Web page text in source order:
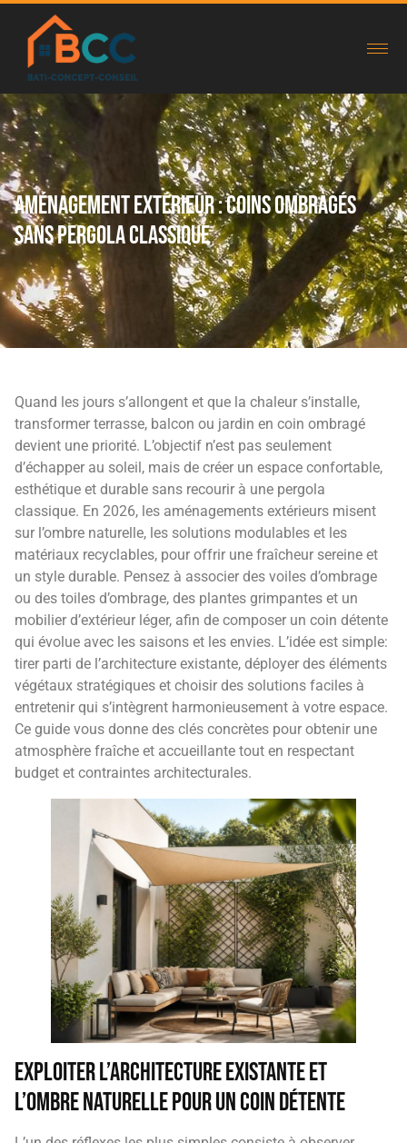
Aménagement extérieur : coins ombragés
sans pergola classique
Quand les jours s’allongent et que la chaleur s’installe,
transformer terrasse, balcon ou jardin en coin ombragé
devient une priorité. L’objectif n’est pas seulement
d’échapper au soleil, mais de créer un espace confortable,
esthétique et durable sans recourir à une pergola
classique. En 2026, les aménagements extérieurs misent
sur l’ombre naturelle, les solutions modulables et les
matériaux recyclables, pour offrir une fraîcheur sereine et
un style durable. Pensez à associer des voiles d’ombrage
ou des toiles d’ombrage, des plantes grimpantes et un
mobilier d’extérieur léger, afin de composer un coin détente
qui évolue avec les saisons et les envies. L’idée est simple:
tirer parti de l’architecture existante, déployer des éléments
végétaux stratégiques et choisir des solutions faciles à
entretenir qui s’intègrent harmonieusement à votre espace.
Ce guide vous donne des clés concrètes pour obtenir une
atmosphère fraîche et accueillante tout en respectant
budget et contraintes architecturales.
Exploiter l’architecture existante et
l’ombre naturelle pour un coin détente